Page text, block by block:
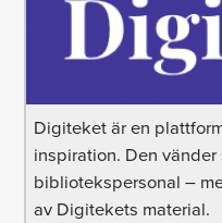
Digiteket är en
inspiration. Den
bibliotekspersonal –
av Digitekets material.